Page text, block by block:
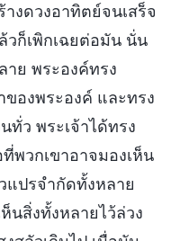
างดวงอาทิตย์จนเสร็จ
วก็เพิกเฉยต่อมัน นั่น
าย พระองค์ทรง
ของพระองค์ และทรง
ทั่ว พระเจ้าได้ทรง
พวกเขาอาจมองเห็น
แปรจำกัดทั้งหลาย
นสิ่งทั้งหลายไว้ล่วง